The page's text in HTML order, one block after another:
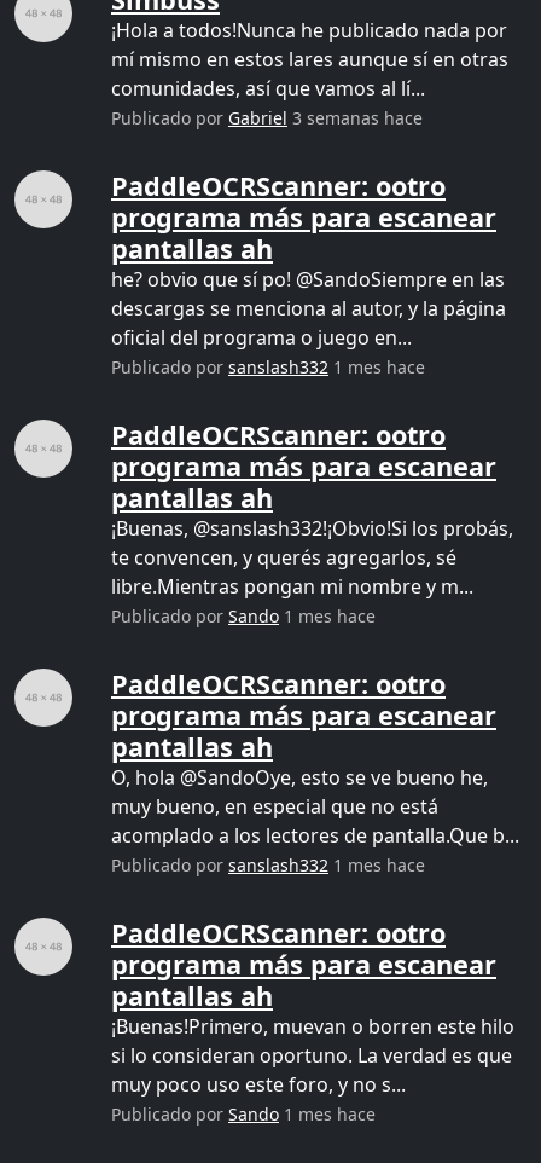
¡Hola a todos!Nunca he publicado nada por
mí mismo en estos lares aunque sí en otras
comunidades, así que vamos al lí...
Publicado por Gabriel 3 semanas hace
PaddleOCRScanner: ootro
programa más para escanear
pantallas ah
he? obvio que sí po! @SandoSiempre en las
descargas se menciona al autor, y la página
oficial del programa o juego en...
Publicado por sanslash332 1 mes hace
PaddleOCRScanner: ootro
programa más para escanear
pantallas ah
¡Buenas, @sanslash332!¡Obvio!Si los probás,
te convencen, y querés agregarlos, sé
libre.Mientras pongan mi nombre y m...
Publicado por Sando 1 mes hace
PaddleOCRScanner: ootro
programa más para escanear
pantallas ah
O, hola @SandoOye, esto se ve bueno he,
muy bueno, en especial que no está
acomplado a los lectores de pantalla.Que b...
Publicado por sanslash332 1 mes hace
PaddleOCRScanner: ootro
programa más para escanear
pantallas ah
¡Buenas!Primero, muevan o borren este hilo
si lo consideran oportuno. La verdad es que
muy poco uso este foro, y no s...
Publicado por Sando 1 mes hace